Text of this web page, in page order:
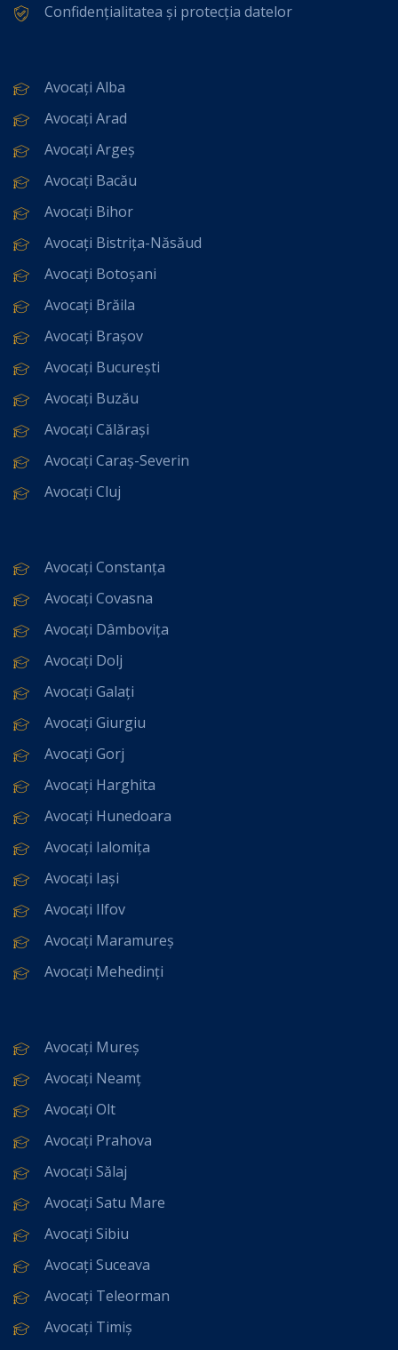
Confidențialitatea și protecția datelor
Avocați Alba
Avocați Arad
Avocați Argeș
Avocați Bacău
Avocați Bihor
Avocați Bistrița-Năsăud
Avocați Botoșani
Avocați Brăila
Avocați Brașov
Avocați București
Avocați Buzău
Avocați Călărași
Avocați Caraș-Severin
Avocați Cluj
Avocați Constanța
Avocați Covasna
Avocați Dâmbovița
Avocați Dolj
Avocați Galați
Avocați Giurgiu
Avocați Gorj
Avocați Harghita
Avocați Hunedoara
Avocați Ialomița
Avocați Iași
Avocați Ilfov
Avocați Maramureș
Avocați Mehedinți
Avocați Mureș
Avocați Neamț
Avocați Olt
Avocați Prahova
Avocați Sălaj
Avocați Satu Mare
Avocați Sibiu
Avocați Suceava
Avocați Teleorman
Avocați Timiș